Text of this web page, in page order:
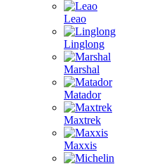
Leao
Linglong
Marshal
Matador
Maxtrek
Maxxis